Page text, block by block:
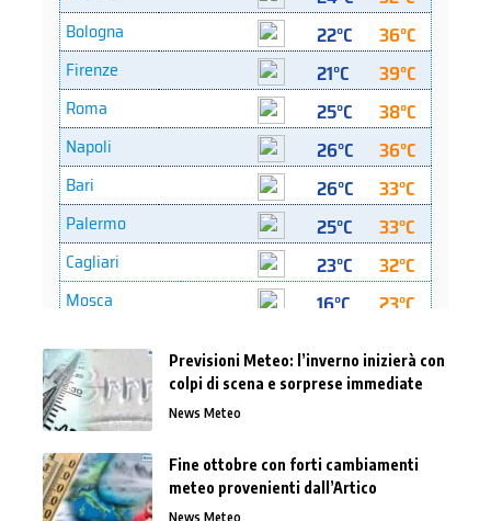
Previsioni Meteo: l’inverno inizierà con
colpi di scena e sorprese immediate
News Meteo
Fine ottobre con forti cambiamenti
meteo provenienti dall’Artico
News Meteo